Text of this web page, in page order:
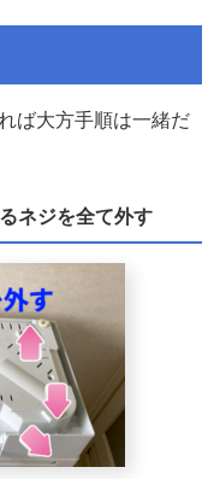
ば大方手順は一緒だ
ネジを全て外す